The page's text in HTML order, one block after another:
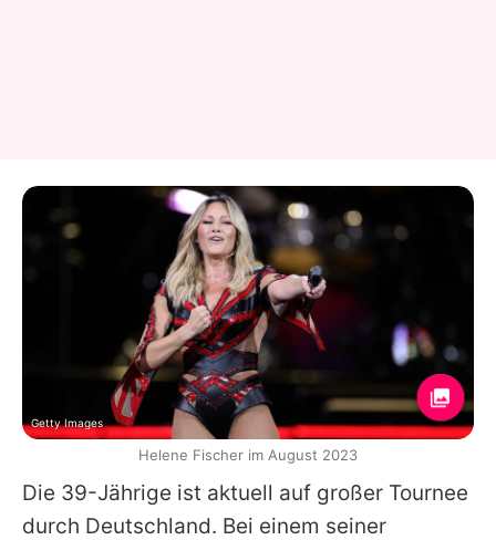
Die 39-Jährige ist aktuell auf großer Tournee
durch Deutschland. Bei einem seiner
Getty Images
Helene Fischer im August 2023